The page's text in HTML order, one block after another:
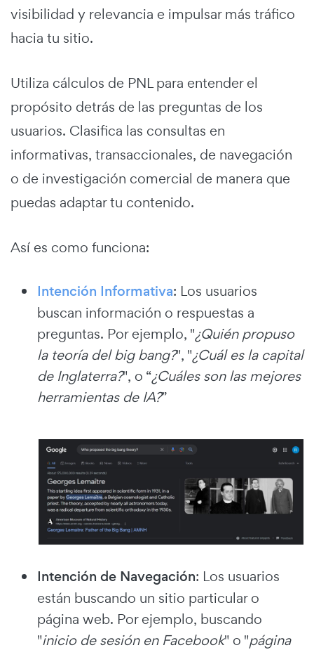
visibilidad y relevancia e impulsar más tráfico
hacia tu sitio.
Utiliza cálculos de PNL para entender el
propósito detrás de las preguntas de los
usuarios. Clasifica las consultas en
informativas, transaccionales, de navegación
o de investigación comercial de manera que
puedas adaptar tu contenido.
Así es como funciona:
Intención Informativa: Los usuarios
buscan información o respuestas a
preguntas. Por ejemplo, "¿Quién propuso
la teoría del big bang?", "¿Cuál es la capital
de Inglaterra?", o “¿Cuáles son las mejores
herramientas de IA?”
Intención de Navegación: Los usuarios
están buscando un sitio particular o
página web. Por ejemplo, buscando
"inicio de sesión en Facebook" o "página